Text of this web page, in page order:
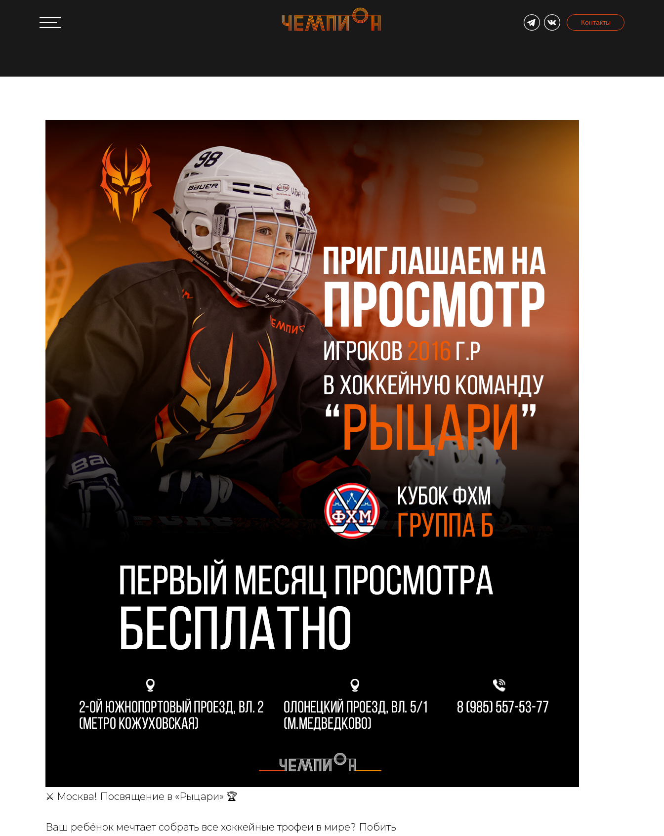
Контакты
⚔️ Москва! Посвящение в «Рыцари» 🏆
Ваш ребёнок мечтает собрать все хоккейные трофеи в мире? Побить